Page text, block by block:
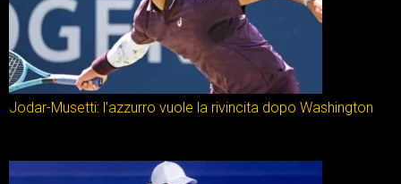
Jodar-Musetti: l’azzurro vuole la rivincita dopo Washington